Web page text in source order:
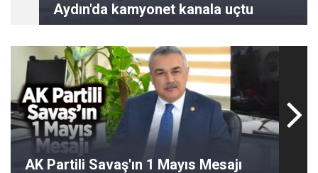
Aydın'da kamyonet kanala uçtu
AK Partili Savaş'ın 1 Mayıs Mesajı